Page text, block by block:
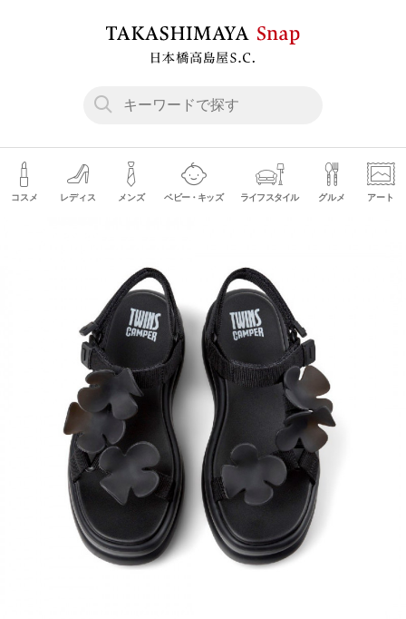
コスメ レディス メンズ ベビー・キッズ ライフスタイル グルメ アート